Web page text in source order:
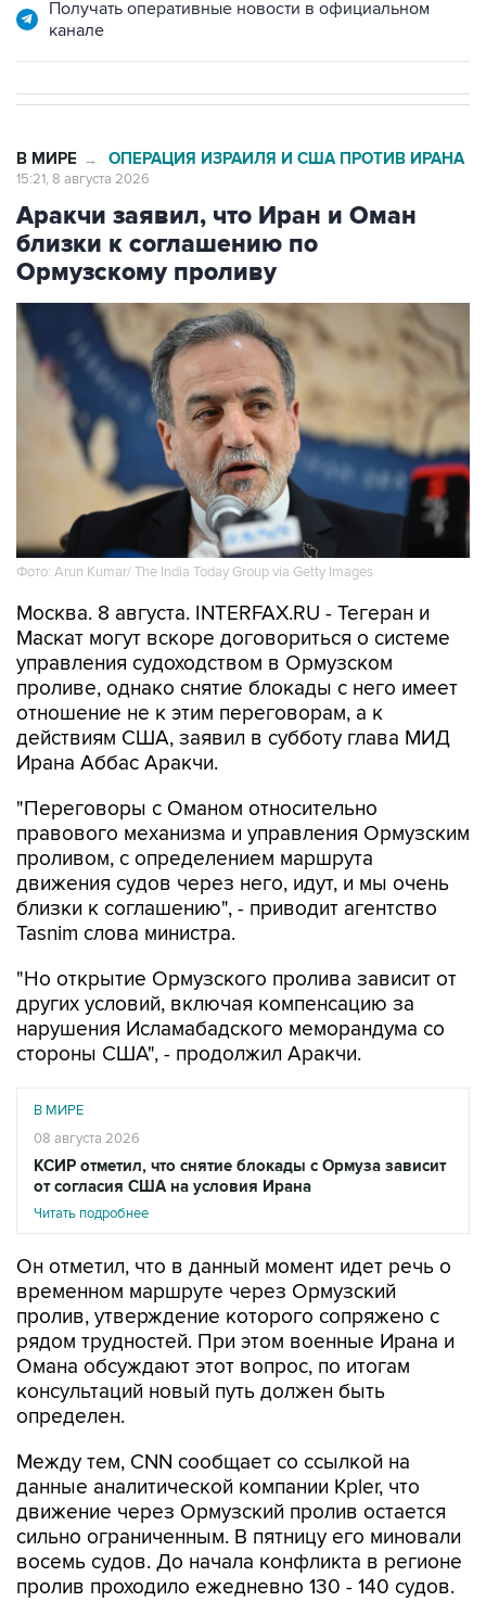
Аракчи заявил, что Иран и Оман
близки к соглашению по
Ормузскому проливу
Фото: Arun Kumar/ The India Today Group via Getty Images
Москва. 8 августа. INTERFAX.RU - Тегеран и
управления судоходством в Ормузском
проливе, однако снятие блокады с него имеет
отношение не к этим переговорам, а к
действиям США, заявил в субботу глава МИД
Ирана Аббас Аракчи.
"Переговоры с Оманом относительно
проливом, с определением маршрута
движения судов через него, идут, и мы очень
близки к соглашению", - приводит агентство
Tasnim слова министра.
"Но открытие Ормузского пролива зависит от
нарушения Исламабадского меморандума со
стороны США", - продолжил Аракчи.
В МИРЕ
КСИР отметил, что снятие блокады с Ормуза зависит
от согласия США на условия Ирана
Читать подробнее
Он отметил, что в данный момент идет речь о
пролив, утверждение которого сопряжено с
рядом трудностей. При этом военные Ирана и
Омана обсуждают этот вопрос, по итогам
консультаций новый путь должен быть
определен.
Между тем, CNN сообщает со ссылкой на
движение через Ормузский пролив остается
сильно ограниченным. В пятницу его миновали
восемь судов. До начала конфликта в регионе
пролив проходило ежедневно 130 - 140 судов.
Накануне агентство IRNA со ссылкой на